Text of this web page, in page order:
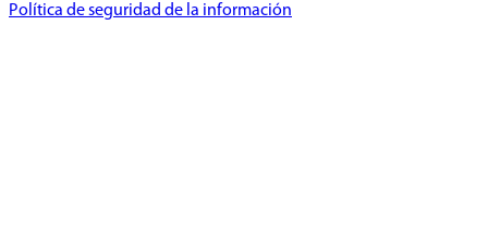
Política de seguridad de la información